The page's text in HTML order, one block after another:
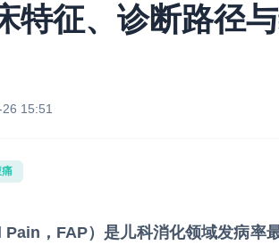
特征、诊断路径
15:51
，FAP）是儿科消化领域发病率